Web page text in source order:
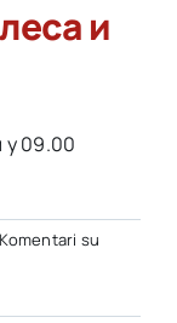
и
у 09.00
Komentari su